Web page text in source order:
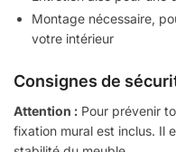
Montage nécessaire,
votre intérieur
Consignes de
Attention : Pour prévenir
fixation mural est inclus. Il